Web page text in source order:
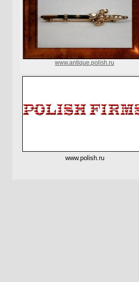
www.antique.polish.ru
www.polish.ru